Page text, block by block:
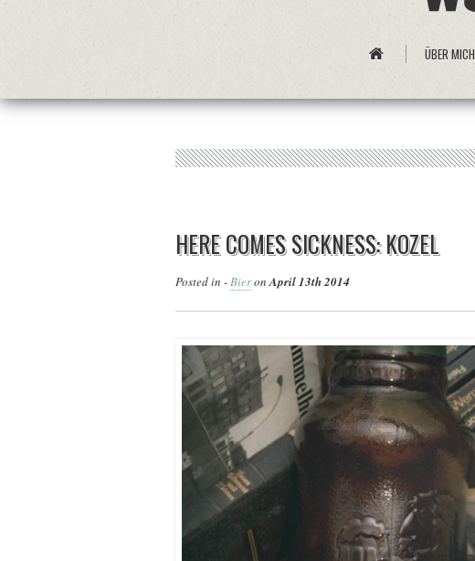
ÜBER MICH
HERE COMES SICKNESS: KOZEL
Posted in -BieronApril 13th 2014